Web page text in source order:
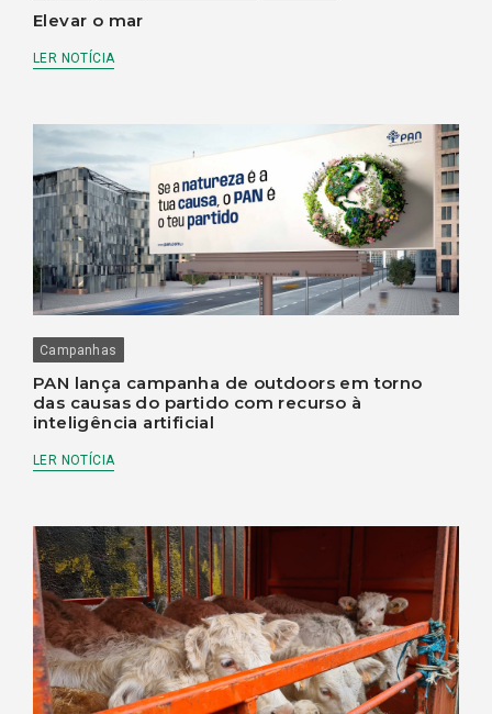
Elevar o mar
LER NOTÍCIA
Campanhas
PAN lança campanha de outdoors em torno
das causas do partido com recurso à
inteligência artificial
LER NOTÍCIA